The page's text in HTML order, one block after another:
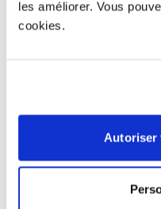
les améliorer. Vous
cookies.
Autoriser
93300
Les
Le Raincy